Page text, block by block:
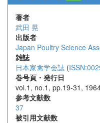
著者
武田 晃
出版者
Japan Poultry Science
雑誌
日本家禽学会誌 (
巻号頁・発行日
vol.1, no.1, pp.19-31,
参考文献数
37
被引用文献数